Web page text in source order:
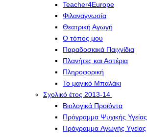
Teacher4Europe
Φιλαναγνωσία
Θεατρική Αγωγή
Ο τόπος μου
Παραδοσιακά Παιχνίδια
Πλανήτες και Αστέρια
Πληροφορική
Το μαγικό Μπαλάκι
Σχολικό έτος 2013-14
Βιολογικά Προϊόντα
Πρόγραμμα Ψυχικής Υγείας
Πρόγραμμα Aγωγής Yγείας